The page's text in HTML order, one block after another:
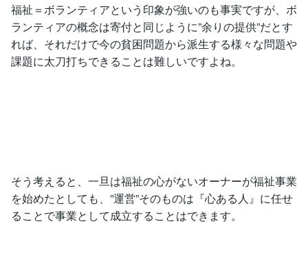
福祉＝ボランティアという印象が強いのも事実ですが、ボ
ランティアの概念は寄付と同じように”余りの提供”だとす
れば、それだけで今の貧困問題から派生する様々な問題や
課題に太刀打ちできることは難しいですよね。
そう考えると、一旦は福祉の心がないオーナーが福祉事業
を始めたとしても、”運営”そのものは『心ある人』に任せ
ることで事業として成立することはできます。